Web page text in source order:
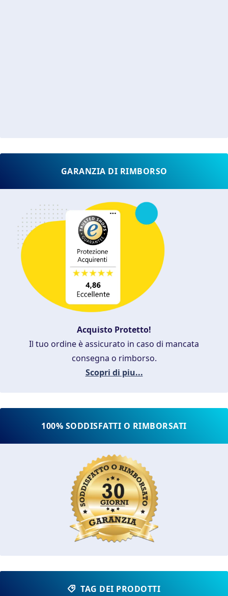
GARANZIA DI RIMBORSO
Acquisto Protetto!
Il tuo ordine è assicurato in caso di mancata
consegna o rimborso.
Scopri di piu...
100% SODDISFATTI O RIMBORSATI
TAG DEI PRODOTTI